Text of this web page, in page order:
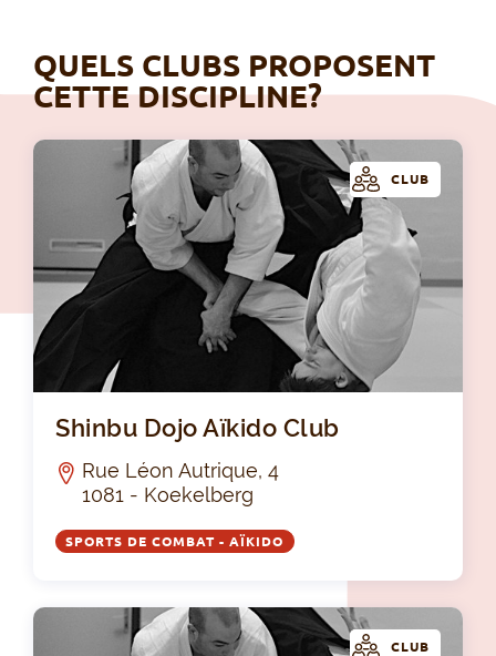
QUELS CLUBS PROPOSENT
CETTE DISCIPLINE?
CLUB
Shinbu Dojo Aïkido Club
Rue Léon Autrique, 4
1081 - Koekelberg
SPORTS DE COMBAT - AÏKIDO
CLUB